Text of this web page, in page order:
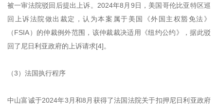
被一审法院驳回后提出上诉。2024年8月9日，美国哥伦比亚特区巡
回上诉法院做出裁定，认为本案属于美国《外国主权豁免法》
（FSIA）的仲裁例外范围，该仲裁裁决适用《纽约公约》，据此驳
回了尼日利亚政府的上诉请求[4]。
（3）法国执行程序
中山富诚于2024年3月和8月获得了法国法院关于扣押尼日利亚政府